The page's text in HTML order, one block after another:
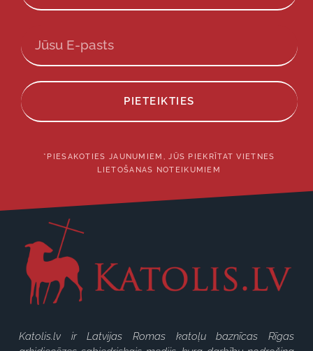
PIETEIKTIES
*PIESAKOTIES JAUNUMIEM, JŪS PIEKRĪTAT VIETNES
LIETOŠANAS NOTEIKUMIEM
Katolis.lv ir Latvijas Romas katoļu baznīcas Rīgas